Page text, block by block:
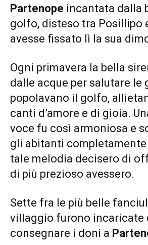
Partenope incantata dalla
golfo, disteso tra Posillipo
avesse fissato lì la sua
Ogni primavera la bella
dalle acque per salutare le
popolavano il golfo,
canti d’amore e di gioia.
voce fu così armoniosa e
gli abitanti
tale melodia decisero di
di più prezioso avessero.
Sette fra le più belle
villaggio furono incaricate
consegnare i doni a